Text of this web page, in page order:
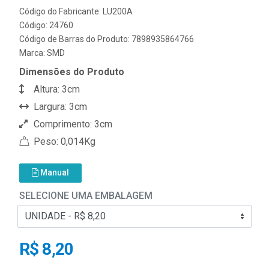
Código do Fabricante: LU200A
Código: 24760
Código de Barras do Produto: 7898935864766
Marca: SMD
Dimensões do Produto
Altura: 3cm
Largura: 3cm
Comprimento: 3cm
Peso: 0,014Kg
Manual
SELECIONE UMA EMBALAGEM
R$ 8,20